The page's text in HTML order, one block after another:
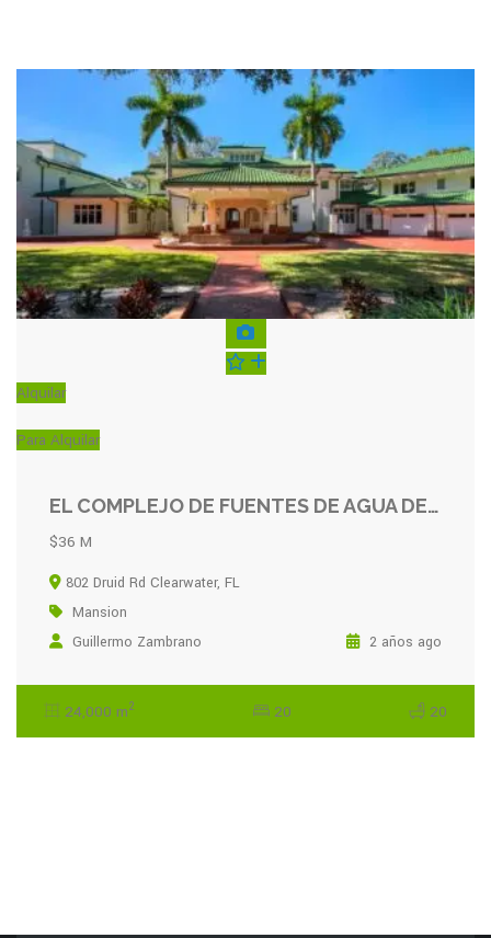
Alquilar
Para Alquilar
EL COMPLEJO DE FUENTES DE AGUA DEFINITIVO (VALOR EN DOLAR)
$36 M
802 Druid Rd Clearwater, FL
Mansion
Guillermo Zambrano
2 años ago
24,000 m2 20 20